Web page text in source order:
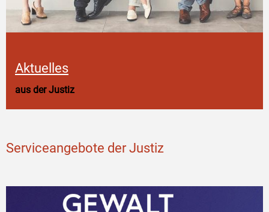
Aktuelles
aus der Justiz
Serviceangebote der Justiz